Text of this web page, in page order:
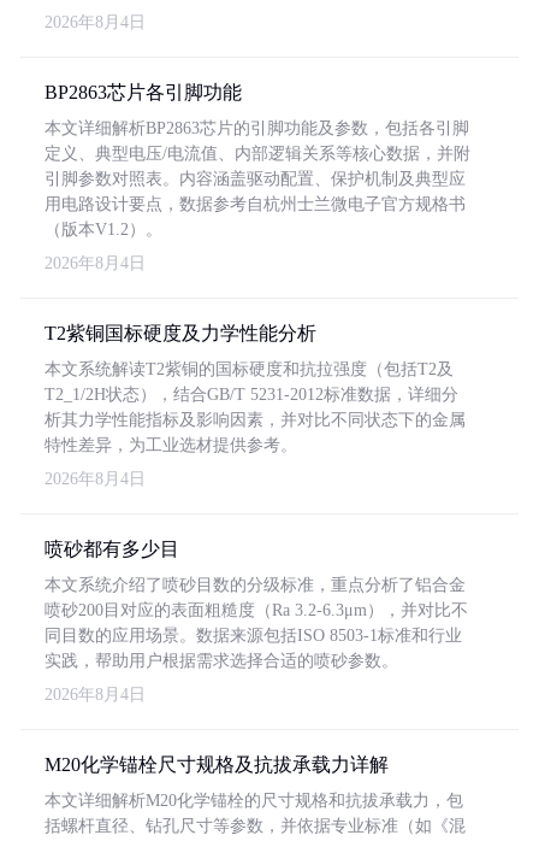
2026年8月4日
BP2863芯片各引脚功能
本文详细解析BP2863芯片的引脚功能及参数，包括各引脚
定义、典型电压/电流值、内部逻辑关系等核心数据，并附
引脚参数对照表。内容涵盖驱动配置、保护机制及典型应
用电路设计要点，数据参考自杭州士兰微电子官方规格书
（版本V1.2）。
2026年8月4日
T2紫铜国标硬度及力学性能分析
本文系统解读T2紫铜的国标硬度和抗拉强度（包括T2及
T2_1/2H状态），结合GB/T 5231-2012标准数据，详细分
析其力学性能指标及影响因素，并对比不同状态下的金属
特性差异，为工业选材提供参考。
2026年8月4日
喷砂都有多少目
本文系统介绍了喷砂目数的分级标准，重点分析了铝合金
喷砂200目对应的表面粗糙度（Ra 3.2-6.3μm），并对比不
同目数的应用场景。数据来源包括ISO 8503-1标准和行业
实践，帮助用户根据需求选择合适的喷砂参数。
2026年8月4日
M20化学锚栓尺寸规格及抗拔承载力详解
本文详细解析M20化学锚栓的尺寸规格和抗拔承载力，包
括螺杆直径、钻孔尺寸等参数，并依据专业标准（如《混